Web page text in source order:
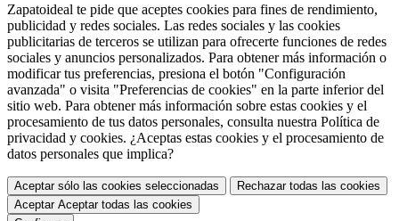
Zapatoideal te pide que aceptes cookies para fines de rendimiento,
publicidad y redes sociales. Las redes sociales y las cookies
publicitarias de terceros se utilizan para ofrecerte funciones de redes
sociales y anuncios personalizados. Para obtener más información o
modificar tus preferencias, presiona el botón "Configuración
avanzada" o visita "Preferencias de cookies" en la parte inferior del
sitio web. Para obtener más información sobre estas cookies y el
procesamiento de tus datos personales, consulta nuestra Política de
privacidad y cookies. ¿Aceptas estas cookies y el procesamiento de
datos personales que implica?
Aceptar sólo las cookies seleccionadas
Rechazar todas las cookies
Aceptar Aceptar todas las cookies